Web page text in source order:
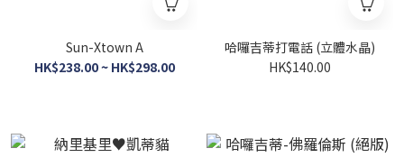
Sun-Xtown A
HK$238.00 ~ HK$298.00
哈囉吉蒂打電話 (立體水晶)
HK$140.00